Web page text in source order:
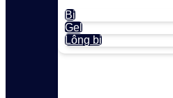
Bi
Gel
Lông bi